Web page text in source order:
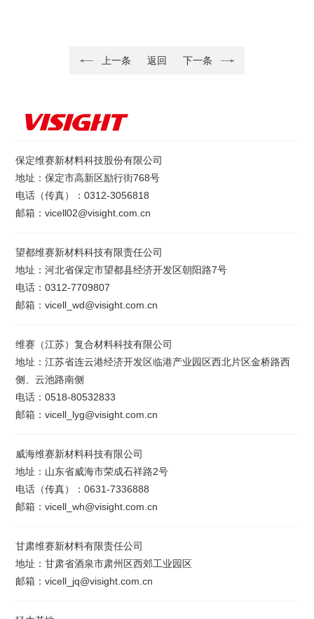
上一条 下一条
返回
保定维赛新材料科技股份有限公司
地址：保定市高新区励行街768号
电话（传真）：0312-3056818
邮箱：vicell02@visight.com.cn
望都维赛新材料科技有限责任公司
地址：河北省保定市望都县经济开发区朝阳路7号
电话：0312-7709807
邮箱：vicell_wd@visight.com.cn
维赛（江苏）复合材料科技有限公司
地址：江苏省连云港经济开发区临港产业园区西北片区金桥路西
侧、云池路南侧
电话：0518-80532833
邮箱：vicell_lyg@visight.com.cn
威海维赛新材料科技有限公司
地址：山东省威海市荣成石祥路2号
电话（传真）：0631-7336888
邮箱：vicell_wh@visight.com.cn
甘肃维赛新材料有限责任公司
地址：甘肃省酒泉市肃州区西郊工业园区
邮箱：vicell_jq@visight.com.cn